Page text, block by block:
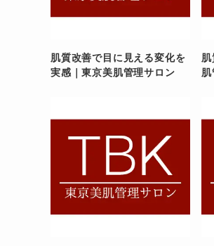
肌質改善で目に見える変化を
実感｜東京美肌管理サロン